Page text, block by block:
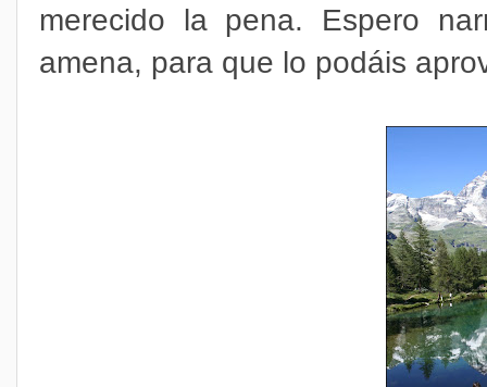
merecido la pena. Espero
amena, para que lo podáis